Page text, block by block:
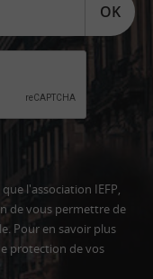
OK
l'association IEFP,
de vous permettre de
Pour en savoir plus
protection de vos